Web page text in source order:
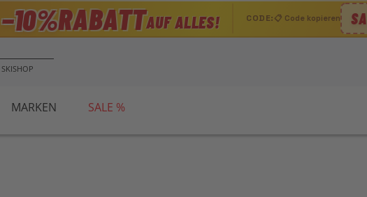
−10%RABATTAUF ALLES! CODE: 📋 Code kopieren
SKISHOP
MARKEN SALE %